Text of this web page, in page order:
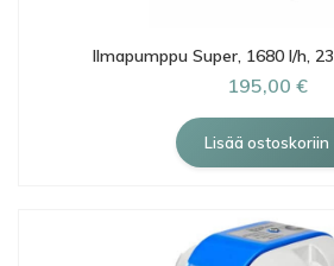
Ilmapumppu Super, 1680 l/h,
195,00 €